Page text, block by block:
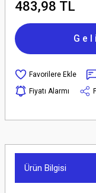
483,98 TL
Fiyatı Alarmı
Ürün Bilgisi